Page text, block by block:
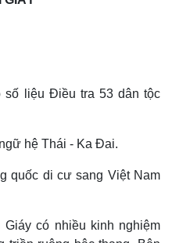
số liệu Điều tra 53 dân tộc
hệ Thái - Ka Ðai.
quốc di cư sang Việt Nam
Giáy có nhiều kinh nghiệm